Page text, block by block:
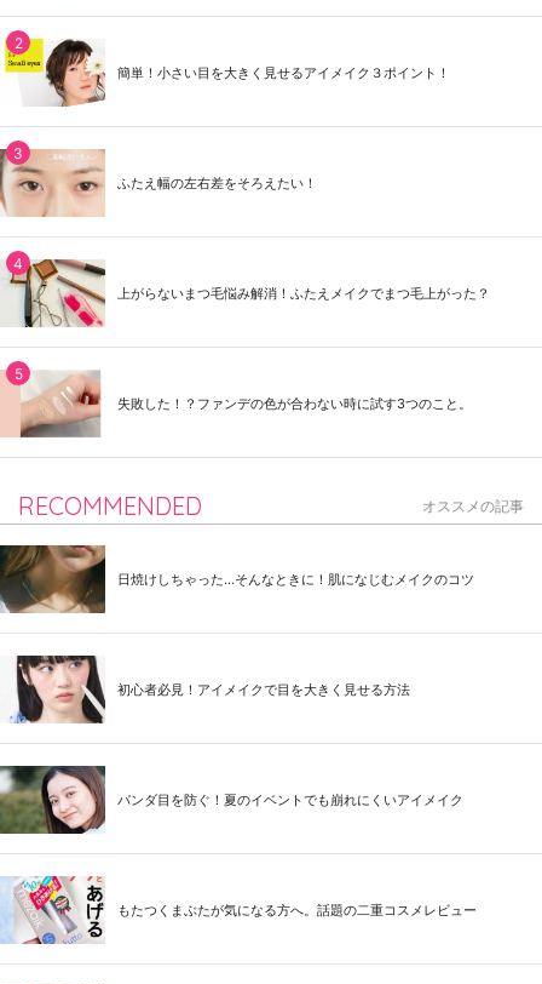
簡単！小さい目を大きく見せるアイメイク３ポイント！
ふたえ幅の左右差をそろえたい！
上がらないまつ毛悩み解消！ふたえメイクでまつ毛上がった？
失敗した！？ファンデの色が合わない時に試す3つのこと。
RECOMMENDED オススメの記事
日焼けしちゃった...そんなときに！肌になじむメイクのコツ
初心者必見！アイメイクで目を大きく見せる方法
パンダ目を防ぐ！夏のイベントでも崩れにくいアイメイク
もたつくまぶたが気になる方へ。話題の二重コスメレビュー